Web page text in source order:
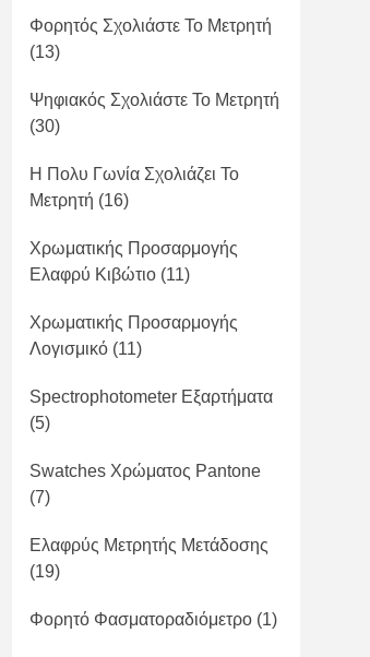
Φορητός Σχολιάστε Το Μετρητή
(13)
Ψηφιακός Σχολιάστε Το Μετρητή
(30)
Η Πολυ Γωνία Σχολιάζει Το
Μετρητή (16)
Χρωματικής Προσαρμογής
Ελαφρύ Κιβώτιο (11)
Χρωματικής Προσαρμογής
Λογισμικό (11)
Spectrophotometer Εξαρτήματα
(5)
Swatches Χρώματος Pantone
(7)
Ελαφρύς Μετρητής Μετάδοσης
(19)
Φορητό Φασματοραδιόμετρο (1)